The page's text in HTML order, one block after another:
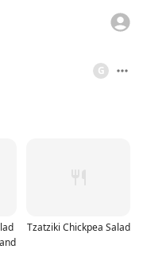
G
Tzatziki Chickpea Salad